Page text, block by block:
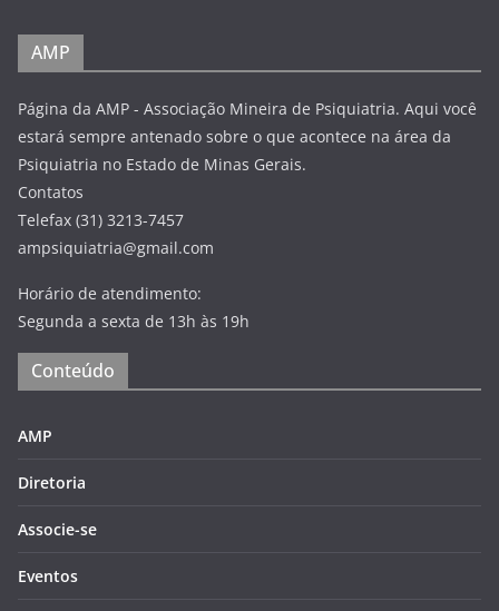
AMP
Página da AMP - Associação Mineira de Psiquiatria. Aqui você
estará sempre antenado sobre o que acontece na área da
Psiquiatria no Estado de Minas Gerais.
Contatos
Telefax (31) 3213-7457
ampsiquiatria@gmail.com
Horário de atendimento:
Segunda a sexta de 13h às 19h
Conteúdo
AMP
Diretoria
Associe-se
Eventos